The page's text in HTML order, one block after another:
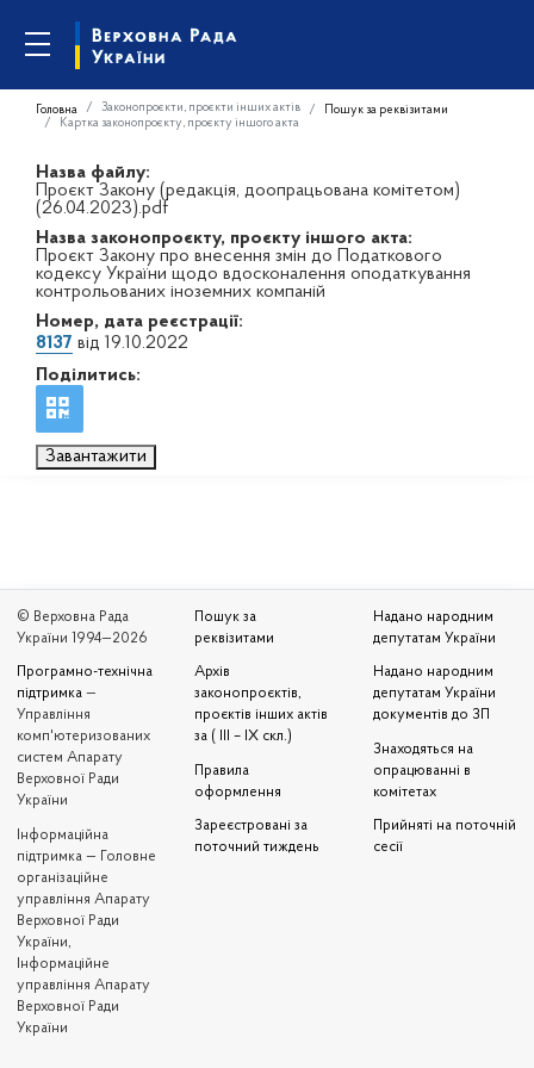
Головна Законопроєкти, проєкти інших актів
Пошук за реквізитами
Картка законопроєкту, проєкту іншого акта
Назва файлу:
Проєкт Закону (редакція, доопрацьована комітетом)
(26.04.2023).pdf
Назва законопроєкту, проєкту іншого акта:
Проєкт Закону про внесення змін до Податкового
кодексу України щодо вдосконалення оподаткування
контрольованих іноземних компаній
Номер, дата реєстрації:
8137 від 19.10.2022
Поділитись:
Завантажити
© Верховна Рада
України 1994—2026
Програмно-технічна
підтримка —
Управління
комп'ютеризованих
систем Апарату
Верховної Ради
України
Iнформаційна
підтримка — Головне
організаційне
управління Апарату
Верховної Ради
України,
Інформаційне
управління Апарату
Верховної Ради
України
Пошук за
реквізитами
Архів
законопроєктів,
проєктів інших актів
за ( III – IX скл.)
Правила
оформлення
Зареєстровані за
поточний тиждень
Надано народним
депутатам України
Надано народним
депутатам України
документів до ЗП
Знаходяться на
опрацюванні в
комітетах
Прийняті на поточній
сесії